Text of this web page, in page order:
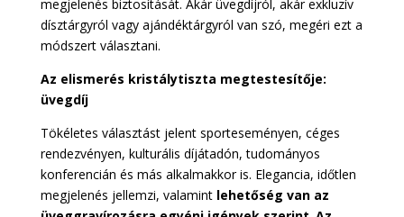
megjelenés biztosítását. Akár üvegdíjról, akár exkluzív
dísztárgyról vagy ajándéktárgyról van szó, megéri ezt a
módszert választani.
Az elismerés kristálytiszta megtestesítője:
üvegdíj
Tökéletes választást jelent sporteseményen, céges
rendezvényen, kulturális díjátadón, tudományos
konferencián és más alkalmakkor is. Elegancia, időtlen
megjelenés jellemzi, valamint lehetőség van az